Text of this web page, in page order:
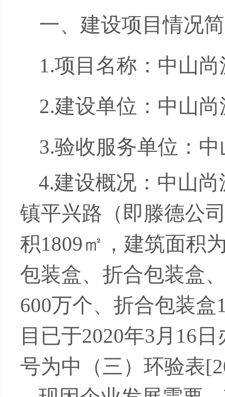
一、建设项目情况
1.项目名称：中山
2.建设单位：中山
3.验收服务单位：
4.建设概况：中山
镇平兴路（即滕德公
积1809㎡，建筑面积
包装盒、折合包装盒
600万个、折合包装盒
目已于2020年3 月 16
号为中（三）环验表